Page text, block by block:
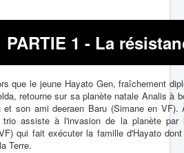
PARTIE 1 - La
que le jeune Hayato Gen, fraîchement
retourne sur sa planète natale Analis à
son ami deeraen Baru (Simane en VF).
assiste à l'invasion de la planète par
qui fait exécuter la famille d'Hayato
Terre.